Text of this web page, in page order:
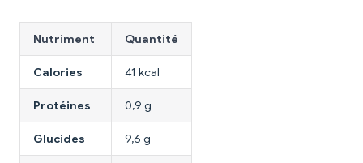
Nutriment Quantité
Calories 41 kcal
Protéines 0,9 g
Glucides 9,6 g